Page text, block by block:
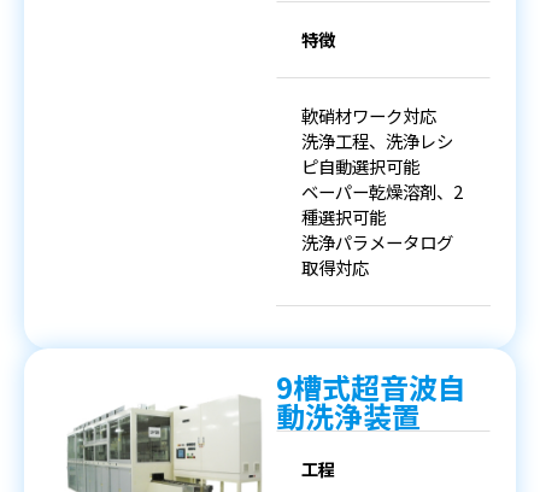
特徴
軟硝材ワーク対応
洗浄工程、洗浄レシ
ピ自動選択可能
ベーパー乾燥溶剤、2
種選択可能
洗浄パラメータログ
取得対応
9槽式超音波自
動洗浄装置
工程